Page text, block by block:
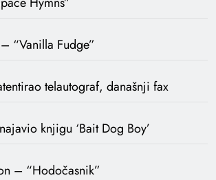
“Vanilla Fudge”
telautograf, današnji fax
knjigu ‘Bait Dog Boy’
– “Hodočasnik”